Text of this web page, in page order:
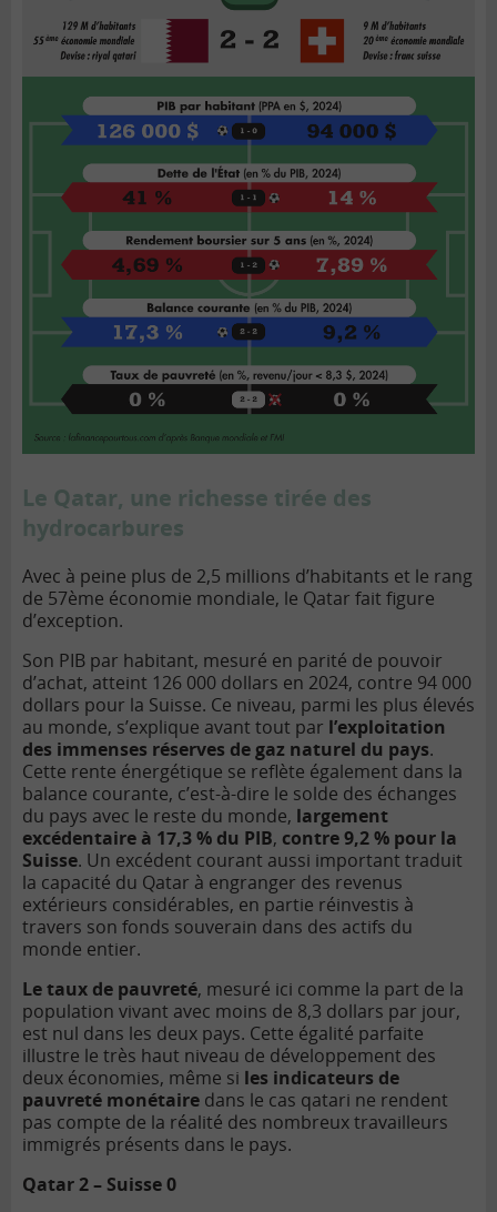
Le Qatar, une richesse tirée des
hydrocarbures
Avec à peine plus de 2,5 millions d’habitants et le rang
de 57ème économie mondiale, le Qatar fait figure
d’exception.
Son PIB par habitant, mesuré en parité de pouvoir
d’achat, atteint 126 000 dollars en 2024, contre 94 000
dollars pour la Suisse. Ce niveau, parmi les plus élevés
au monde, s’explique avant tout par l’exploitation
des immenses réserves de gaz naturel du pays.
Cette rente énergétique se reflète également dans la
balance courante, c’est-à-dire le solde des échanges
du pays avec le reste du monde, largement
excédentaire à 17,3 % du PIB, contre 9,2 % pour la
Suisse. Un excédent courant aussi important traduit
la capacité du Qatar à engranger des revenus
extérieurs considérables, en partie réinvestis à
travers son fonds souverain dans des actifs du
monde entier.
Le taux de pauvreté, mesuré ici comme la part de la
population vivant avec moins de 8,3 dollars par jour,
est nul dans les deux pays. Cette égalité parfaite
illustre le très haut niveau de développement des
deux économies, même si les indicateurs de
pauvreté monétaire dans le cas qatari ne rendent
pas compte de la réalité des nombreux travailleurs
immigrés présents dans le pays.
Qatar 2 – Suisse 0